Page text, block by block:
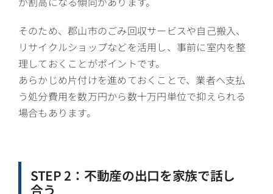
そのため、郡山市のごみ回収サービスや自己搬入、
リサイクルショップなどを活用し、事前に室内を整
理しておくことがポイントです。
あらかじめ片付けを進めておくことで、業者へ支払
う処分費用を数万円から数十万円単位で抑えられる
場合もあります。
STEP 2：不動産の出口を家族で話し
合う